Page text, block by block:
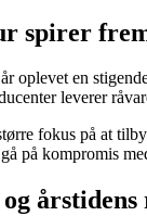
spirer
oplevet en
leverer
fokus på at
på kompromis
årstidens